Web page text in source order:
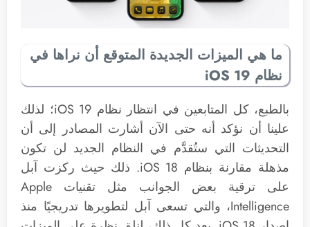
ما هي الميزات الجديدة المتوقع أن نراها في
نظام iOS 19
بالطبع، كل المتابعين في انتظار نظام iOS 19؛ لذلك
علينا أن نؤكد أنه حتى الآن أشارت المصادر إلى أن
التحديثات التي ستُقدَّم في النظام الجديد لن تكون
مذهلة مقارنة بنظام iOS 18. ذلك حيث ركزت آبل
على ترقية بعض الجوانب مثل تقنيات Apple
Intelligence، والتي تسعى آبل لتطويرها تدريجيًا منذ